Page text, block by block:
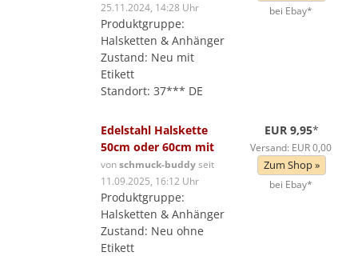
25.11.2024, 14:28 Uhr
Produktgruppe:
Halsketten & Anhänger
Zustand: Neu mit
Etikett
Standort: 37*** DE
bei Ebay*
Edelstahl Halskette
50cm oder 60cm mit
vonschmuck-buddyseit
11.09.2025, 16:12 Uhr
Produktgruppe:
Halsketten & Anhänger
Zustand: Neu ohne
Etikett
EUR 9,95*
Versand: EUR 0,00
Zum Shop »
bei Ebay*